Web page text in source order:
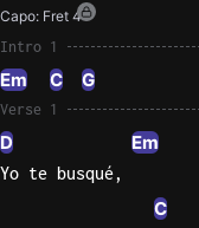
Capo: Fret 4
Intro 1
Em C G
Verse 1
D Em
Yo te busqué,
C